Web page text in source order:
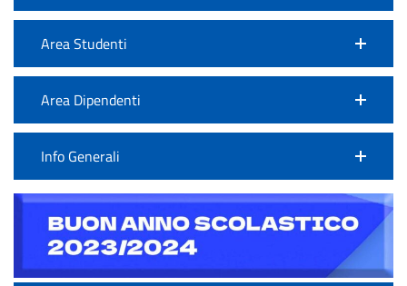
Area Studenti
Area Dipendenti
Info Generali